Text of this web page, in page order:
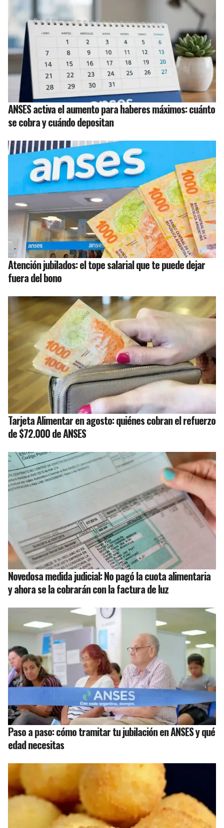
ANSES activa el aumento para haberes máximos: cuánto
se cobra y cuándo depositan
Atención jubilados: el tope salarial que te puede dejar
fuera del bono
Tarjeta Alimentar en agosto: quiénes cobran el refuerzo
de $72.000 de ANSES
Novedosa medida judicial: No pagó la cuota alimentaria
y ahora se la cobrarán con la factura de luz
Paso a paso: cómo tramitar tu jubilación en ANSES y qué
edad necesitas